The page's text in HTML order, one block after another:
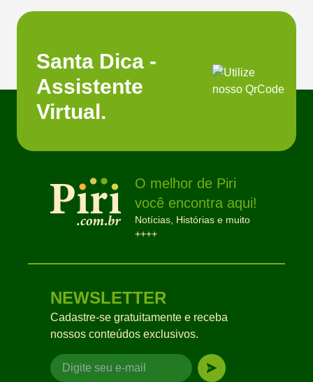
Santa Dica -
Assistente
Virtual.
O melhor de Piri
você encontra aqui!
Notícias, Histórias e muito
++++
NEWSLETTER
Cadastre-se gratuitamente e receba
nossos conteúdos exclusivos.